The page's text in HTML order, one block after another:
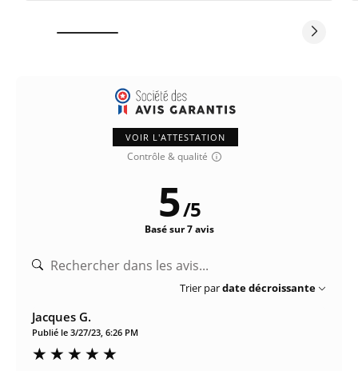
VOIR L'ATTESTATION
Contrôle & qualité
5/5
Basé sur 7 avis
Trier pardate décroissante
Jacques G.
Publié le 3/27/23, 6:26 PM